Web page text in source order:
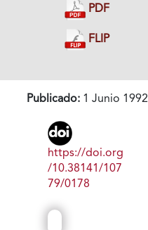
PDF
FLIP
Publicado:1 Junio 1992
https://doi.org
/10.38141/107
79/0178